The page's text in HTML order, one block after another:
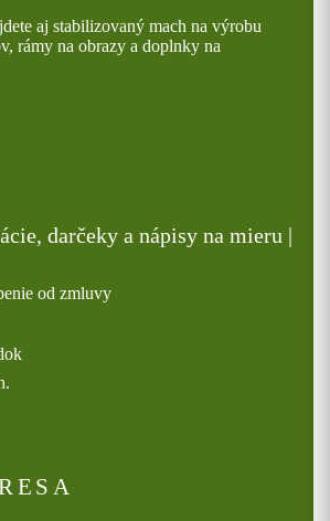
aj stabilizovaný mach na výrobu
rámy na obrazy a doplnky na
darčeky a nápisy na mieru |
od zmluvy